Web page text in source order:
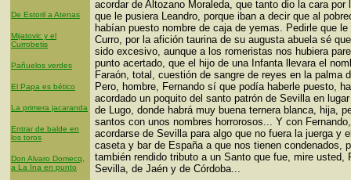
De Estoril a Atenas
Mijatovic y el
Currobetis
Pañuelos verdes
El Papa es bético
La primera jacaranda
Entrar de balde en
los toros
Don Alvaro Domecq,
a La Ina en punto
acordar de Altozano Moraleda, que tanto dio la cara por
que le pusiera Leandro, porque iban a decir que al
habían puesto nombre de caja de yemas. Pedirle que le
Curro, por la afición taurina de su augusta abuela sé
sido excesivo, aunque a los romeristas nos hubiera
punto acertado, que el hijo de una Infanta llevara el
Faraón, total, cuestión de sangre de reyes en la palma
Pero, hombre, Fernando sí que podía haberle puesto,
acordado un poquito del santo patrón de Sevilla en
de Lugo, donde habrá muy buena ternera blanca, hija,
santos con unos nombres horrorosos... Y con
acordarse de Sevilla para algo que no fuera la juerga y
caseta y bar de España a que nos tienen condenados,
también rendido tributo a un Santo que fue, mire usted,
Sevilla, de Jaén y de Córdoba...